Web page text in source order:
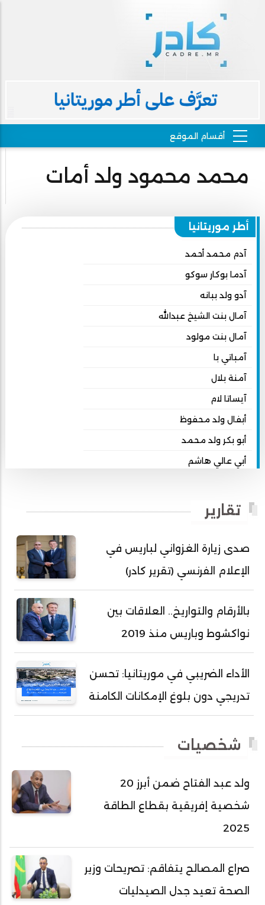
محمد محمود ولد أمات
أطر موريتانيا
آدم محمد أحمد
آدما بوكار سوكو
آدو ولد ببانه
آمال بنت الشيخ عبدالله
آمال بنت مولود
آمباتي با
آمنة بلال
آيساتا لام
أبفال ولد محفوظ
أبو بكر ولد محمد
أبي عالي هاشم
أحمد بداه
أحمد دداهي مختار
أحمد زيدان ولد محمد محمود
أحمد سالم بكار
أحمد سالم ولد بده
أحمد سالم ولد بكار
أحمد سيد أحمد أج
أحمد طالب ولد محمد
أحمد عبد الله أحمد مسكه
أحمد محفوظ حسني
أحمد محمد عبدالرحمن أمين
أحمد محمود محمد المامي النيسان
أحمد هارون الشيخ سيديا
أحمد ولد آبه
تقارير
صدى زيارة الغزواني لباريس في
الإعلام الفرنسي (تقرير كادر)
بالأرقام والتواريخ.. العلاقات بين
نواكشوط وباريس منذ 2019
الأداء الضريبي في موريتانيا: تحسن
تدريجي دون بلوغ الإمكانات الكامنة
شخصيات
ولد عبد الفتاح ضمن أبرز 20
شخصية إفريقية بقطاع الطاقة
2025
صراع المصالح يتفاقم: تصريحات وزير
الصحة تعيد جدل الصيدليات